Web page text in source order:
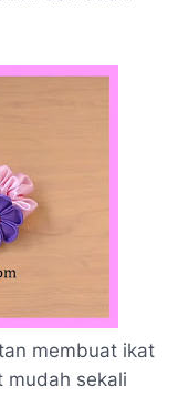
membuat ikat
mudah sekali